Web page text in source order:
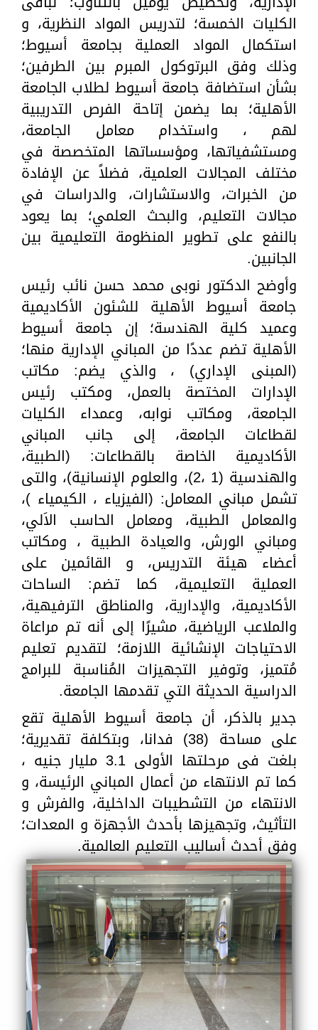
الكليات الخمسة؛ لتدريس المواد النظرية، و
استكمال المواد العملية بجامعة أسيوط؛
وذلك وفق البرتوكول المبرم بين الطرفين؛
بشأن استضافة جامعة أسيوط لطلاب الجامعة
الأهلية؛ بما يضمن إتاحة الفرص التدريبية
لهم ، واستخدام معامل الجامعة،
ومستشفياتها، ومؤسساتها المتخصصة في
مختلف المجالات العلمية، فضلاً عن الإفادة
من الخبرات، والاستشارات، والدراسات في
مجالات التعليم، والبحث العلمي؛ بما يعود
بالنفع على تطوير المنظومة التعليمية بين
الجانبين.
وأوضح الدكتور نوبى محمد حسن نائب رئيس
جامعة أسيوط الأهلية للشئون الأكاديمية
وعميد كلية الهندسة؛ إن جامعة أسيوط
الأهلية تضم عددًا من المباني الإدارية منها؛
(المبنى الإداري) ، والذي يضم: مكاتب
الإدارات المختصة بالعمل، ومكتب رئيس
الجامعة، ومكاتب نوابه، وعمداء الكليات
لقطاعات الجامعة، إلى جانب المباني
الأكاديمية الخاصة بالقطاعات: (الطبية،
والهندسية (1 ،2)، والعلوم الإنسانية)، والتى
تشمل مباني المعامل: (الفيزياء ، الكيمياء )،
والمعامل الطبية، ومعامل الحاسب الاَلي،
ومباني الورش، والعيادة الطبية ، ومكاتب
أعضاء هيئة التدريس، و القائمين على
العملية التعليمية، كما تضم: الساحات
الأكاديمية، والإدارية، والمناطق الترفيهية،
والملاعب الرياضية، مشيرًا إلى أنه تم مراعاة
الاحتياجات الإنشائية اللازمة؛ لتقديم تعليم
مُتميز، وتوفير التجهيزات المُناسبة للبرامج
الدراسية الحديثة التي تقدمها الجامعة.
جدير بالذكر، أن جامعة أسيوط الأهلية تقع
على مساحة (38) فدانا، وبتكلفة تقديرية؛
بلغت فى مرحلتها الأولى 3.1 مليار جنيه ،
كما تم الانتهاء من أعمال المباني الرئيسة، و
الانتهاء من التشطيبات الداخلية، والفرش و
التأثيث، وتجهيزها بأحدث الأجهزة و المعدات؛
وفق أحدث أساليب التعليم العالمية.